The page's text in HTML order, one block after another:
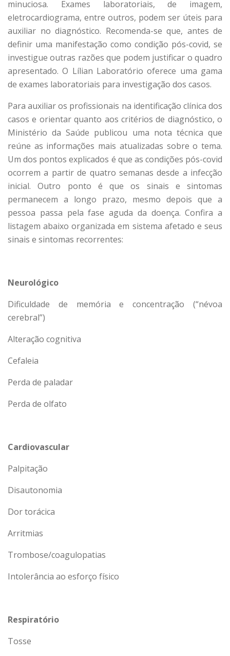
minuciosa. Exames laboratoriais, de imagem,
eletrocardiograma, entre outros, podem ser úteis para
auxiliar no diagnóstico. Recomenda-se que, antes de
definir uma manifestação como condição pós-covid, se
investigue outras razões que podem justificar o quadro
apresentado. O Lílian Laboratório oferece uma gama
de exames laboratoriais para investigação dos casos.
Para auxiliar os profissionais na identificação clínica dos
casos e orientar quanto aos critérios de diagnóstico, o
Ministério da Saúde publicou uma nota técnica que
reúne as informações mais atualizadas sobre o tema.
Um dos pontos explicados é que as condições pós-covid
ocorrem a partir de quatro semanas desde a infecção
inicial. Outro ponto é que os sinais e sintomas
permanecem a longo prazo, mesmo depois que a
pessoa passa pela fase aguda da doença. Confira a
listagem abaixo organizada em sistema afetado e seus
sinais e sintomas recorrentes:
Neurológico
Dificuldade de memória e concentração (“névoa
cerebral”)
Alteração cognitiva
Cefaleia
Perda de paladar
Perda de olfato
Cardiovascular
Palpitação
Disautonomia
Dor torácica
Arritmias
Trombose/coagulopatias
Intolerância ao esforço físico
Respiratório
Tosse